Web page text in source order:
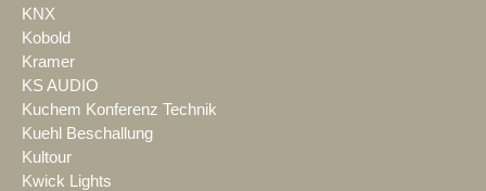
KNX
Kobold
Kramer
KS AUDIO
Kuchem Konferenz Technik
Kuehl Beschallung
Kultour
Kwick Lights